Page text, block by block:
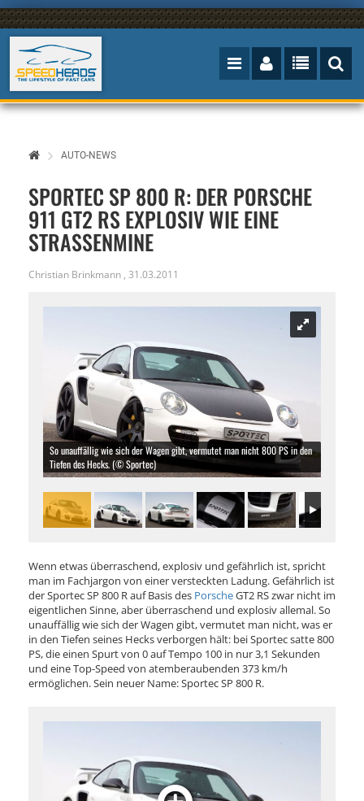
AUTO-NEWS
SPORTEC SP 800 R: DER PORSCHE
911 GT2 RS EXPLOSIV WIE EINE
STRASSENMINE
Christian Brinkmann , 31.03.2011
So unauffällig wie sich der Wagen gibt, vermutet man nicht 800 PS in den
Tiefen des Hecks. (© Sportec)
Wenn etwas überraschend, explosiv und gefährlich ist, spricht
man im Fachjargon von einer versteckten Ladung. Gefährlich ist
der Sportec SP 800 R auf Basis des PorscheGT2 RS zwar nicht im
eigentlichen Sinne, aber überraschend und explosiv allemal. So
unauffällig wie sich der Wagen gibt, vermutet man nicht, was er
in den Tiefen seines Hecks verborgen hält: bei Sportec satte 800
PS, die einen Spurt von 0 auf Tempo 100 in nur 3,1 Sekunden
und eine Top-Speed von atemberaubenden 373 km/h
ermöglichen. Sein neuer Name: Sportec SP 800 R.